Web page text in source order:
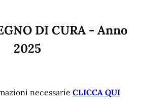
DI CURA - Anno
2025
necessarie CLICCA QUI